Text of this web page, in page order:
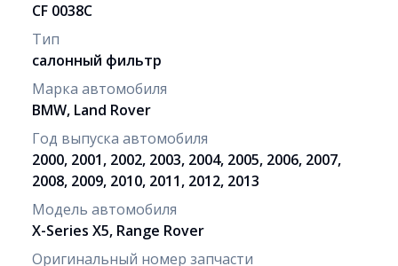
CF 0038C
Тип
салонный фильтр
Марка автомобиля
BMW, Land Rover
Год выпуска автомобиля
2000, 2001, 2002, 2003, 2004, 2005, 2006, 2007,
2008, 2009, 2010, 2011, 2012, 2013
Модель автомобиля
X-Series X5, Range Rover
Оригинальный номер запчасти